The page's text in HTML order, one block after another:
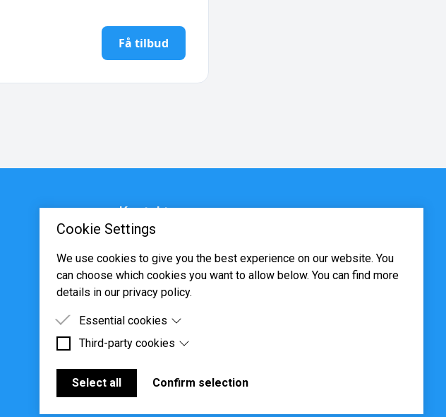
Få tilbud
Cookie Settings
We use cookies to give you the best experience on our website. You
can choose which cookies you want to allow below. You can find more
details in our privacy policy.
Essential cookies
Essential cookies are cookies that are needed for the proper
Third-party cookies
Third-party cookies are cookies set by third-party software to enable
features such as Google Maps.
Select all Confirm selection
Kontakt
post@systima.no
www.systima.no